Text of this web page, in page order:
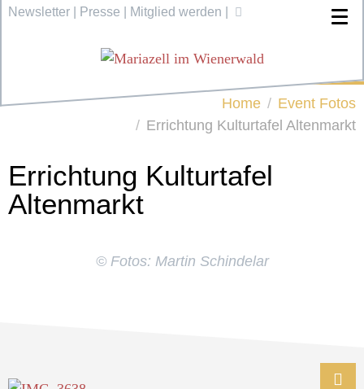
Newsletter Presse Mitglied werden
Home
Event Fotos
Errichtung Kulturtafel Altenmarkt
Errichtung Kulturtafel
Altenmarkt
© Fotos: Martin Schindelar